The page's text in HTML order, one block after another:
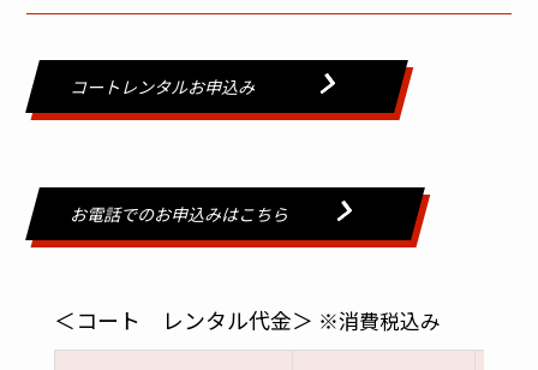
コートレンタルお申込み
お電話でのお申込みはこちら
＜コート レンタル代金＞ ※消費税込み